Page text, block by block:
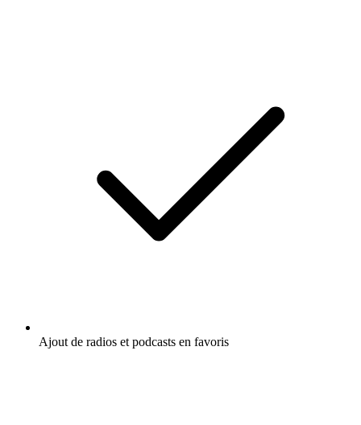
Ajout de radios et podcasts en favoris